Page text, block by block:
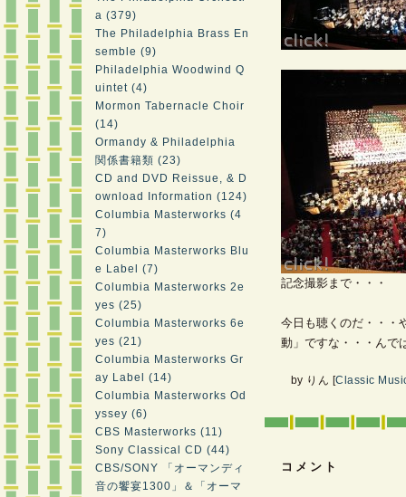
a (379)
The Philadelphia Brass En
semble (9)
Philadelphia Woodwind Q
uintet (4)
Mormon Tabernacle Choir
(14)
Ormandy & Philadelphia
関係書籍類 (23)
CD and DVD Reissue, & D
ownload Information (124)
Columbia Masterworks (4
7)
Columbia Masterworks Blu
e Label (7)
Columbia Masterworks 2e
yes (25)
Columbia Masterworks 6e
yes (21)
Columbia Masterworks Gr
ay Label (14)
Columbia Masterworks Od
yssey (6)
CBS Masterworks (11)
Sony Classical CD (44)
CBS/SONY 「オーマンディ
音の饗宴1300」＆「オーマ
記念撮影まで・・・
今日も聴くのだ・・・
動」ですな・・・んで
by りん [Classic
コメント